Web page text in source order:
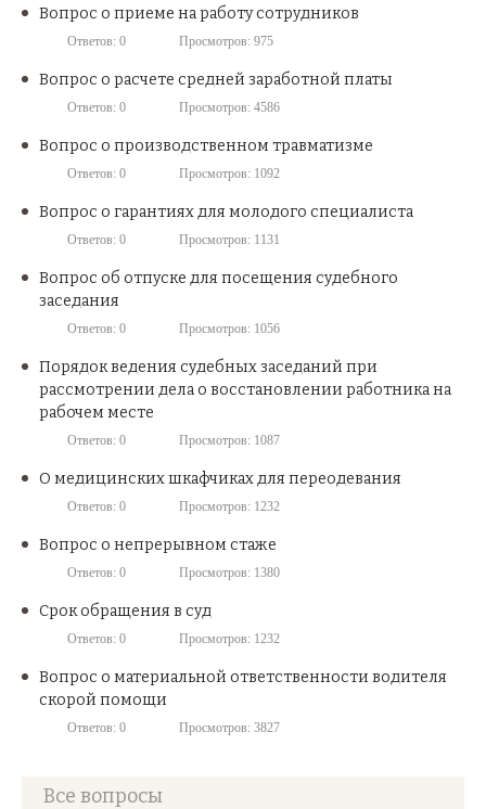
Вопрос о приеме на работу сотрудников
Ответов: 0 Просмотров: 975
Вопрос о расчете средней заработной платы
Ответов: 0 Просмотров: 4586
Вопрос о производственном травматизме
Ответов: 0 Просмотров: 1092
Вопрос о гарантиях для молодого специалиста
Ответов: 0 Просмотров: 1131
Вопрос об отпуске для посещения судебного
заседания
Ответов: 0 Просмотров: 1056
Порядок ведения судебных заседаний при
рассмотрении дела о восстановлении работника на
рабочем месте
Ответов: 0 Просмотров: 1087
О медицинских шкафчиках для переодевания
Ответов: 0 Просмотров: 1232
Вопрос о непрерывном стаже
Ответов: 0 Просмотров: 1380
Срок обращения в суд
Ответов: 0 Просмотров: 1232
Вопрос о материальной ответственности водителя
скорой помощи
Ответов: 0 Просмотров: 3827
Все вопросы